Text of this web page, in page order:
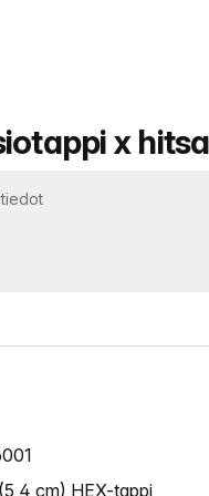
x
(5,4 cm) HEX-tappi